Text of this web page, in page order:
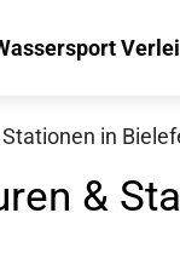
in
&